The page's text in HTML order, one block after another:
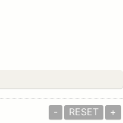
- RESET +